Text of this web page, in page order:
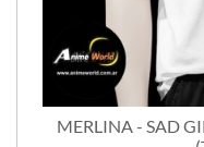
MERLINA - SAD